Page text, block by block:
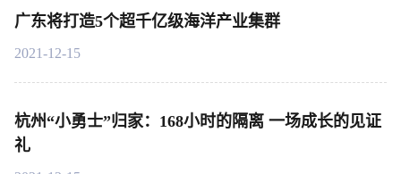
广东将打造5个超千亿级海洋产业集群
2021-12-15
杭州“小勇士”归家：168小时的隔离 一场成长的见证
礼